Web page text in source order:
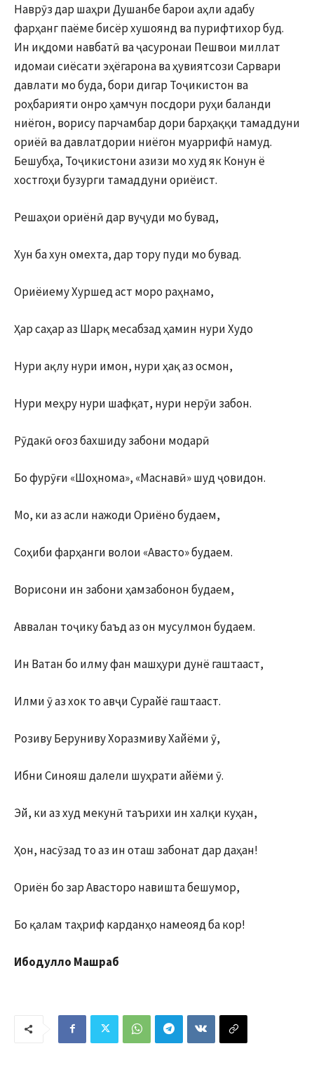
Наврӯз дар шаҳри Душанбе барои аҳли адабу
фарҳанг паёме бисёр хушоянд ва пурифтихор буд.
Ин иқдоми навбатӣ ва ҷасуронаи Пешвои миллат
идомаи сиёсати эҳёгарона ва ҳувиятсози Сарвари
давлати мо буда, бори дигар Тоҷикистон ва
роҳбарияти онро ҳамчун посдори руҳи баланди
ниёгон, ворису парчамбар дори барҳаққи тамаддуни
ориёӣ ва давлатдории ниёгон муаррифӣ намуд.
Бешубҳа, Тоҷикистони азизи мо худ як Конун ё
хостгоҳи бузурги тамаддуни ориёист.
Решаҳои ориёнӣ дар вуҷуди мо бувад,
Хун ба хун омехта, дар тору пуди мо бувад.
Ориёиему Хуршед аст моро раҳнамо,
Ҳар саҳар аз Шарқ месабзад ҳамин нури Худо
Нури ақлу нури имон, нури ҳақ аз осмон,
Нури меҳру нури шафқат, нури нерӯи забон.
Рӯдакӣ оғоз бахшиду забони модарӣ
Бо фурӯғи «Шоҳнома», «Маснавӣ» шуд ҷовидон.
Мо, ки аз асли нажоди Ориёно будаем,
Соҳиби фарҳанги волои «Авасто» будаем.
Ворисони ин забони ҳамзабонон будаем,
Аввалан тоҷику баъд аз он мусулмон будаем.
Ин Ватан бо илму фан машҳури дунё гаштааст,
Илми ӯ аз хок то авҷи Сурайё гаштааст.
Розиву Беруниву Хоразмиву Хайёми ӯ,
Ибни Синояш далели шуҳрати айёми ӯ.
Эй, ки аз худ мекунӣ таърихи ин халқи куҳан,
Ҳон, насӯзад то аз ин оташ забонат дар даҳан!
Ориён бо зар Авасторо навишта бешумор,
Бо қалам таҳриф карданҳо намеояд ба кор!
Ибодулло Машраб